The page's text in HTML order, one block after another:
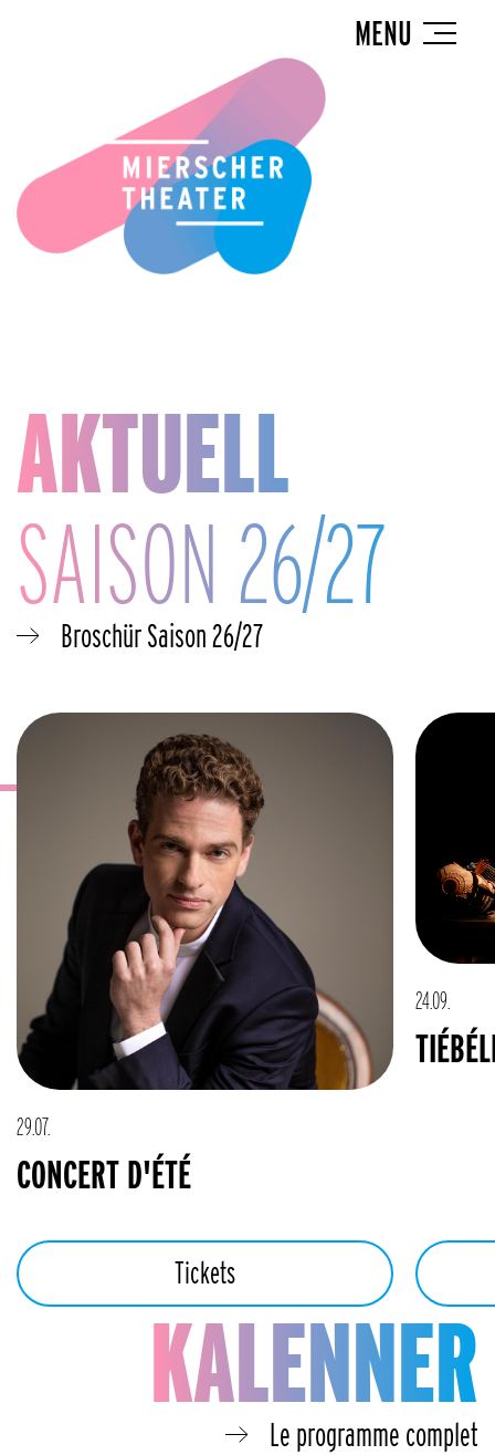
MENU
AKTUELL
SAISON 26/27
Broschür Saison 26/27
29.07.
CONCERT D'ÉTÉ
Tickets
24.09.
KALENNER
Le programme complet